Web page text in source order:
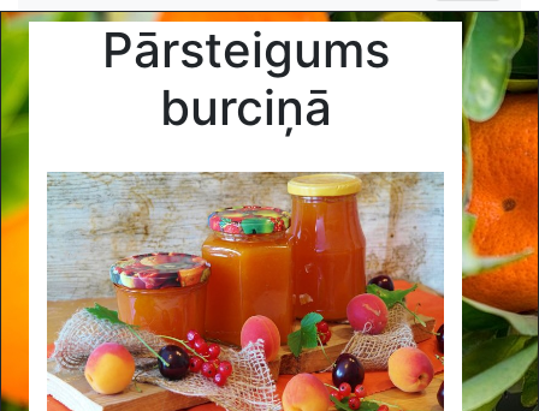
Pārsteigums
burciņā